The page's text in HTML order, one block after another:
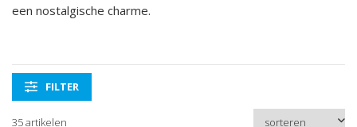
een nostalgische charme.
FILTER
35 artikelen